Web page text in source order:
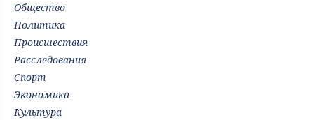
Общество
Политика
Происшествия
Расследования
Спорт
Экономика
Культура